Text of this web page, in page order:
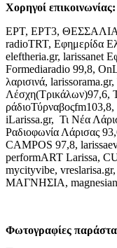
Χορηγοί επικοινωνίας:
ΕΡΤ, ΕΡΤ3,
radioTRT, Εφημερίδα
eleftheria.gr, larissanet
Formediaradio 99,8,
λαρισινά,
Λέσχη(Τρικάλων)97,6,
iLarissa.gr, Τι Νέα
Ραδιοφωνία Λάρισας
CAMPOS 97,8,
performART Larissa,
mycityvibe,
ΜΑΓΝΗΣΙΑ,
Φωτογραφίες